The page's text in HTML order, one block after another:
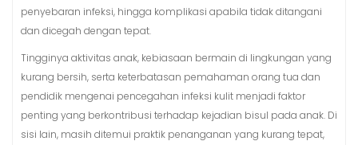
penyebaran infeksi, hingga komplikasi apabila tidak ditangani
dan dicegah dengan tepat.
Tingginya aktivitas anak, kebiasaan bermain di lingkungan yang
kurang bersih, serta keterbatasan pemahaman orang tua dan
pendidik mengenai pencegahan infeksi kulit menjadi faktor
penting yang berkontribusi terhadap kejadian bisul pada anak. Di
sisi lain, masih ditemui praktik penanganan yang kurang tepat,